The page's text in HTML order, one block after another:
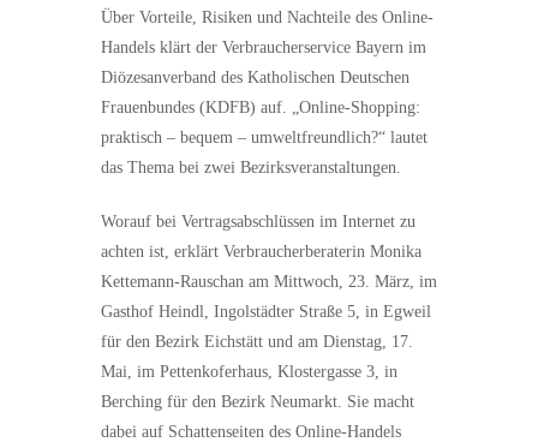
Über Vorteile, Risiken und Nachteile des Online-
Handels klärt der Verbraucherservice Bayern im
Diözesanverband des Katholischen Deutschen
Frauenbundes (KDFB) auf. „Online-Shopping:
praktisch – bequem – umweltfreundlich?“ lautet
das Thema bei zwei Bezirksveranstaltungen.
Worauf bei Vertragsabschlüssen im Internet zu
achten ist, erklärt Verbraucherberaterin Monika
Kettemann-Rauschan am Mittwoch, 23. März, im
Gasthof Heindl, Ingolstädter Straße 5, in Egweil
für den Bezirk Eichstätt und am Dienstag, 17.
Mai, im Pettenkoferhaus, Klostergasse 3, in
Berching für den Bezirk Neumarkt. Sie macht
dabei auf Schattenseiten des Online-Handels